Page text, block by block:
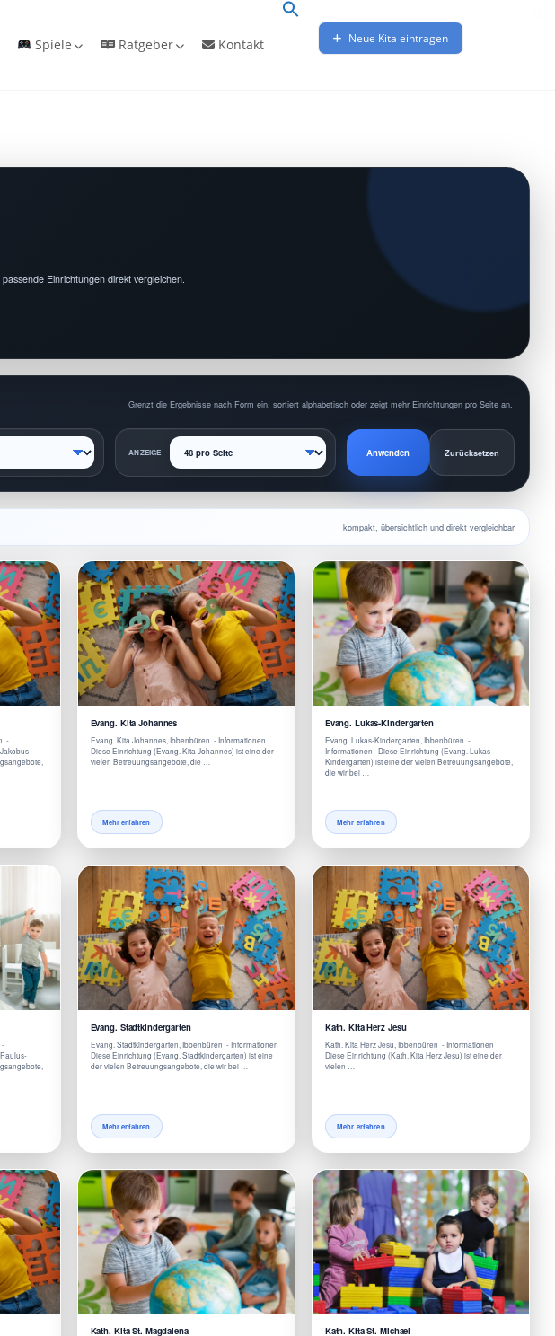
Spiele Ratgeber Kontakt Neue Kita eintragen
Einrichtungen direkt vergleichen.
Grenzt die Ergebnisse nach Form ein, sortiert alphabetisch oder zeigt mehr Einrichtungen pro Seite an.
ANZEIGE Anwenden Zurücksetzen
kompakt, übersichtlich und direkt vergleichbar
-
Evang. Kita Johannes
Evang. Kita Johannes, Ibbenbüren - Informationen
Diese Einrichtung (Evang. Kita Johannes) ist eine der
vielen Betreuungsangebote, die …
Mehr erfahren
Evang. Lukas-Kindergarten
Evang. Lukas-Kindergarten, Ibbenbüren -
Informationen Diese Einrichtung (Evang. Lukas-
Kindergarten) ist eine der vielen Betreuungsangebote,
die wir bei …
Mehr erfahren
-
Evang. Stadtkindergarten
Evang. Stadtkindergarten, Ibbenbüren - Informationen
Diese Einrichtung (Evang. Stadtkindergarten) ist eine
der vielen Betreuungsangebote, die wir bei …
Mehr erfahren
Kath. Kita Herz Jesu
Kath. Kita Herz Jesu, Ibbenbüren - Informationen
Diese Einrichtung (Kath. Kita Herz Jesu) ist eine der
vielen …
Mehr erfahren
Kath. Kita St. Magdalena Kath. Kita St. Michael